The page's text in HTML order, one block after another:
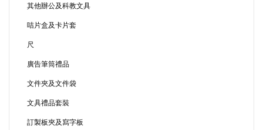
其他辦公及科教文具
咭片盒及卡片套
尺
廣告筆筒禮品
文件夾及文件袋
文具禮品套裝
訂製板夾及寫字板